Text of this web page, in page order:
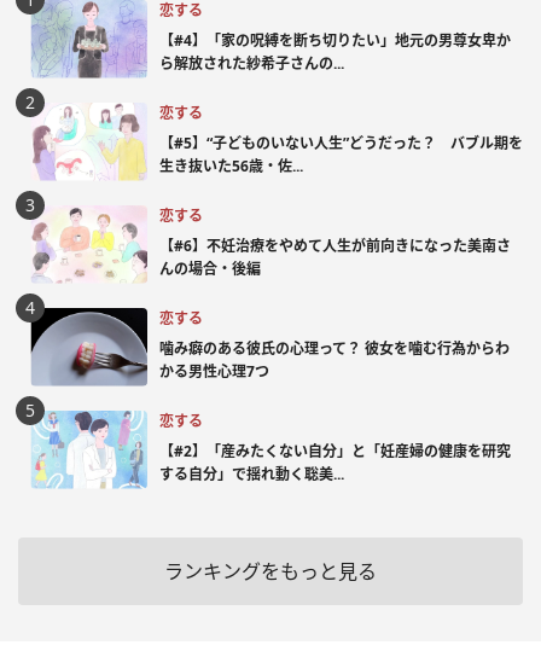
恋する
【#4】「家の呪縛を断ち切りたい」地元の男尊女卑か
ら解放された紗希子さんの...
恋する
【#5】“子どものいない人生”どうだった？ バブル期を
生き抜いた56歳・佐...
恋する
【#6】不妊治療をやめて人生が前向きになった美南さ
んの場合・後編
恋する
噛み癖のある彼氏の心理って？ 彼女を噛む行為からわ
かる男性心理7つ
恋する
【#2】「産みたくない自分」と「妊産婦の健康を研究
する自分」で揺れ動く聡美...
ランキングをもっと見る